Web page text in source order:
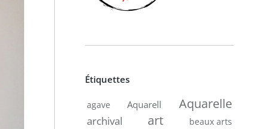
Étiquettes
agave Aquarell Aquarelle
archival art beaux arts